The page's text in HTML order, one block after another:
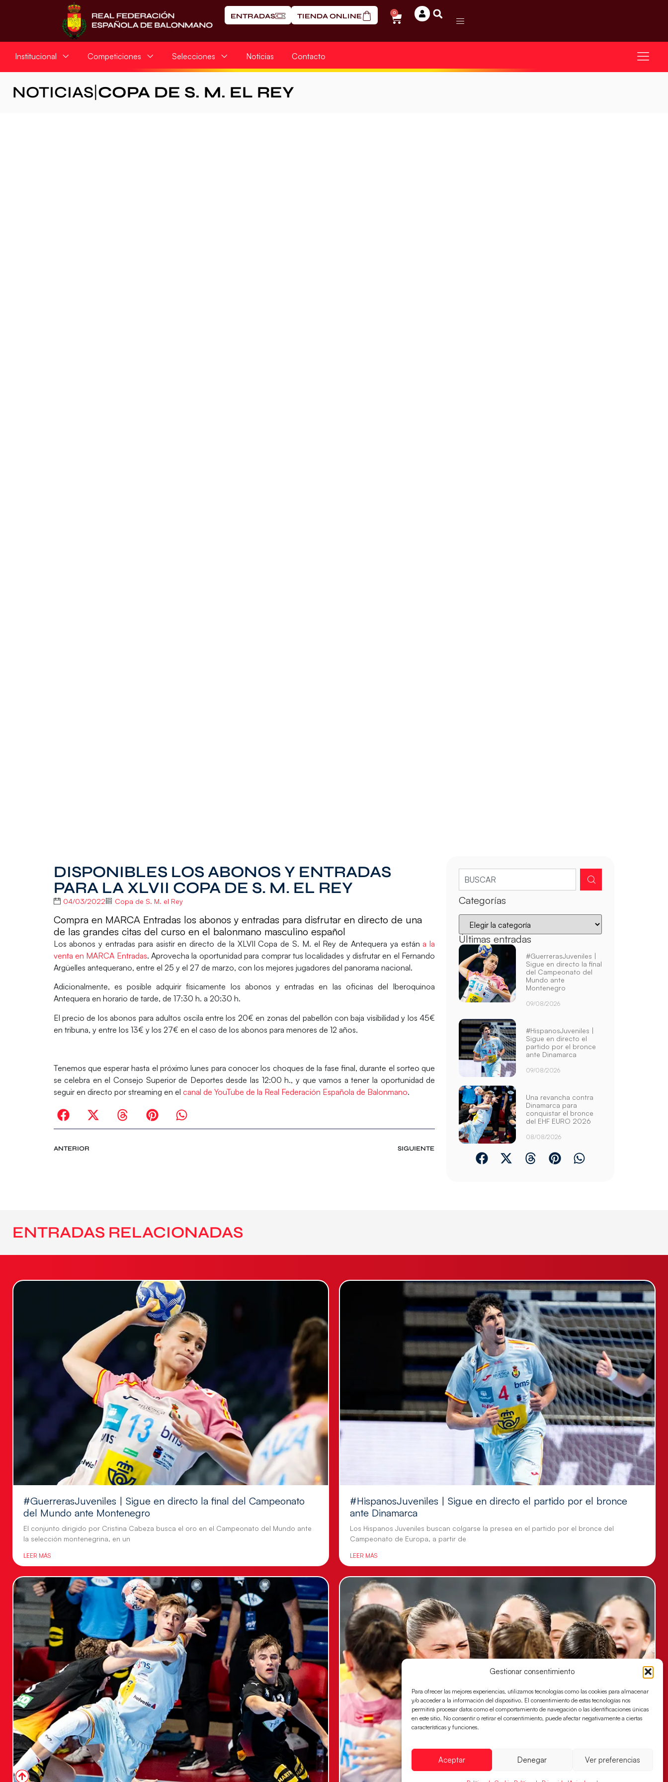
Gestionar consentimiento
Para ofrecer las mejores experiencias, utilizamos tecnologías como las cookies para almacenar
y/o acceder a la información del dispositivo. El consentimiento de estas tecnologías nos
permitirá procesar datos como el comportamiento de navegación o las identificaciones únicas
en este sitio. No consentir o retirar el consentimiento, puede afectar negativamente a ciertas
características y funciones.
Aceptar Denegar Ver preferencias
ENTRADAS TIENDA ONLINE 0
Institucional Competiciones Selecciones Noticias Contacto
NOTICIAS COPA DE S. M. EL REY
DISPONIBLES LOS ABONOS Y ENTRADAS
PARA LA XLVII COPA DE S. M. EL REY
04/03/2022 Copa de S. M. el Rey
Compra en MARCA Entradas los abonos y entradas para disfrutar en directo de una
de las grandes citas del curso en el balonmano masculino español
Los abonos y entradas para asistir en directo de la XLVII Copa de S. M. el Rey de Antequera ya están a la
venta en MARCA Entradas. Aprovecha la oportunidad para comprar tus localidades y disfrutar en el Fernando
Argüelles antequerano, entre el 25 y el 27 de marzo, con los mejores jugadores del panorama nacional.
Adicionalmente, es posible adquirir físicamente los abonos y entradas en las oficinas del Iberoquinoa
Antequera en horario de tarde, de 17:30 h. a 20:30 h.
El precio de los abonos para adultos oscila entre los 20€ en zonas del pabellón con baja visibilidad y los 45€
en tribuna, y entre los 13€ y los 27€ en el caso de los abonos para menores de 12 años.
Tenemos que esperar hasta el próximo lunes para conocer los choques de la fase final, durante el sorteo que
se celebra en el Consejo Superior de Deportes desde las 12:00 h., y que vamos a tener la oportunidad de
seguir en directo por streaming en el canal de YouTube de la Real Federación Española de Balonmano.
ANTERIOR SIGUIENTE
Categorías
Últimas entradas
#GuerrerasJuveniles |
Sigue en directo la final
del Campeonato del
Mundo ante
Montenegro
09/08/2026
#HispanosJuveniles |
Sigue en directo el
partido por el bronce
ante Dinamarca
09/08/2026
Una revancha contra
Dinamarca para
conquistar el bronce
del EHF EURO 2026
08/08/2026
ENTRADAS RELACIONADAS
#GuerrerasJuveniles | Sigue en directo la final del Campeonato
del Mundo ante Montenegro
El conjunto dirigido por Cristina Cabeza busca el oro en el Campeonato del Mundo ante
la selección montenegrina, en un
LEER MÁS
#HispanosJuveniles | Sigue en directo el partido por el bronce
ante Dinamarca
Los Hispanos Juveniles buscan colgarse la presea en el partido por el bronce del
Campeonato de Europa, a partir de
LEER MÁS